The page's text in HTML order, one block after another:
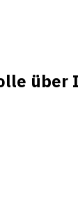
über